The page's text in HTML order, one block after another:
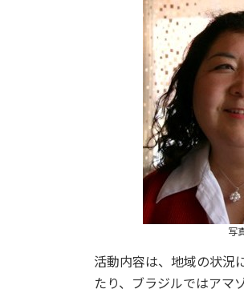
写
活動内容は、地域の状況
たり、ブラジルではアマ